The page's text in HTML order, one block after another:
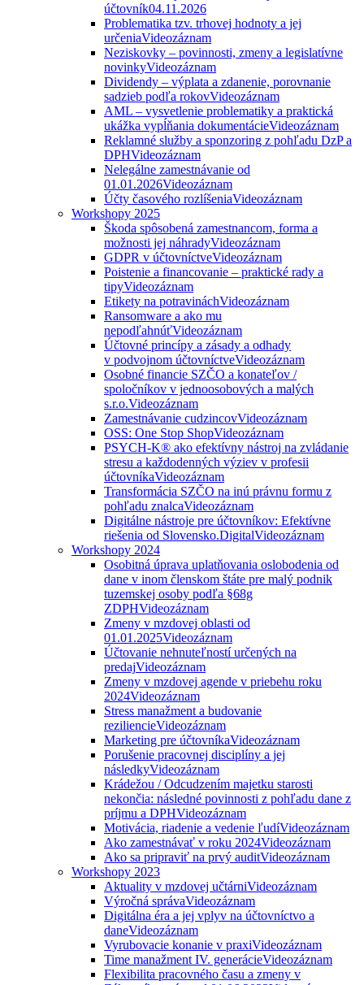
účtovník04.11.2026
Problematika tzv. trhovej hodnoty a jej
určeniaVideozáznam
Neziskovky – povinnosti, zmeny a legislatívne
novinkyVideozáznam
Dividendy – výplata a zdanenie, porovnanie
sadzieb podľa rokovVideozáznam
AML – vysvetlenie problematiky a praktická
ukážka vypĺňania dokumentácieVideozáznam
Reklamné služby a sponzoring z pohľadu DzP a
DPHVideozáznam
Nelegálne zamestnávanie od
01.01.2026Videozáznam
Účty časového rozlíšeniaVideozáznam
Workshopy 2025
Škoda spôsobená zamestnancom, forma a
možnosti jej náhradyVideozáznam
GDPR v účtovníctveVideozáznam
Poistenie a financovanie – praktické rady a
tipyVideozáznam
Etikety na potravináchVideozáznam
Ransomware a ako mu
nepodľahnúťVideozáznam
Účtovné princípy a zásady a odhady
v podvojnom účtovníctveVideozáznam
Osobné financie SZČO a konateľov /
spoločníkov v jednoosobových a malých
s.r.o.Videozáznam
Zamestnávanie cudzincovVideozáznam
OSS: One Stop ShopVideozáznam
PSYCH-K® ako efektívny nástroj na zvládanie
stresu a každodenných výziev v profesii
účtovníkaVideozáznam
Transformácia SZČO na inú právnu formu z
pohľadu znalcaVideozáznam
Digitálne nástroje pre účtovníkov: Efektívne
riešenia od Slovensko.DigitalVideozáznam
Workshopy 2024
Osobitná úprava uplatňovania oslobodenia od
dane v inom členskom štáte pre malý podnik
tuzemskej osoby podľa §68g
ZDPHVideozáznam
Zmeny v mzdovej oblasti od
01.01.2025Videozáznam
Účtovanie nehnuteľností určených na
predajVideozáznam
Zmeny v mzdovej agende v priebehu roku
2024Videozáznam
Stress manažment a budovanie
reziliencieVideozáznam
Marketing pre účtovníkaVideozáznam
Porušenie pracovnej disciplíny a jej
následkyVideozáznam
Krádežou / Odcudzením majetku starosti
nekončia: následné povinnosti z pohľadu dane z
príjmu a DPHVideozáznam
Motivácia, riadenie a vedenie ľudíVideozáznam
Ako zamestnávať v roku 2024Videozáznam
Ako sa pripraviť na prvý auditVideozáznam
Workshopy 2023
Aktuality v mzdovej učtárniVideozáznam
Výročná správaVideozáznam
Digitálna éra a jej vplyv na účtovníctvo a
daneVideozáznam
Vyrubovacie konanie v praxiVideozáznam
Time manažment IV. generácieVideozáznam
Flexibilita pracovného času a zmeny v